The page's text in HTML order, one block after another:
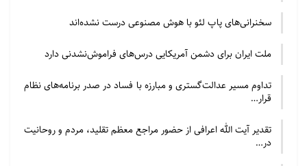
سخنرانی‌های پاپ لئو با هوش مصنوعی درست نشده‌اند
ملت ایران برای دشمن آمریکایی درس‌های فراموش‌نشدنی دارد
تداوم مسیر عدالت‌گستری و مبارزه با فساد در صدر برنامه‌های نظام
قرار…
تقدیر آیت الله اعرافی از حضور مراجع معظم تقلید، مردم و روحانیت
در…